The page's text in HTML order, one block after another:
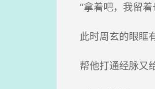
“拿着吧，我留着
此时周玄的眼眶
帮他打通经脉又